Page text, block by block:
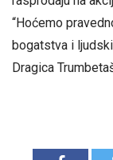
“Hoćemo
bogatstva i
Dragica